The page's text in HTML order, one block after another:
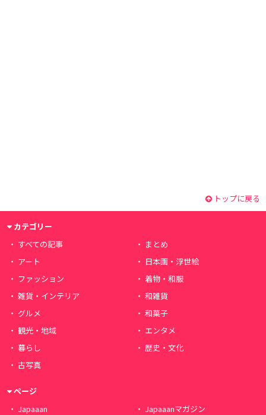
トップに戻る
カテゴリー
すべての記事
まとめ
アート
日本画・浮世絵
ファッション
着物・和服
雑貨・インテリア
和雑貨
グルメ
和菓子
観光・地域
エンタメ
暮らし
歴史・文化
古写真
ページ
Japaaan
Japaaanマガジン